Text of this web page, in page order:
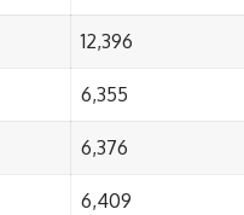
12,396
6,355
6,376
6,409